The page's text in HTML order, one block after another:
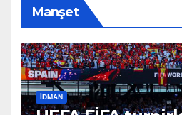
Manşet
İDMAN